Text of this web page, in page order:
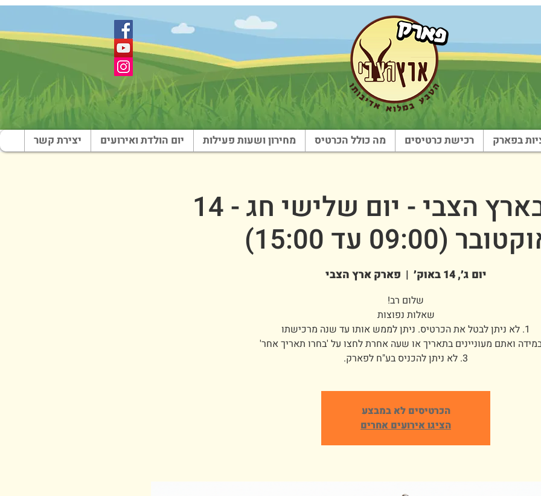
בפארק רכישת כרטיסים מה כולל הכרטיס מחירון ושעות פעילות יום הולדת ואירועים יצירת קשר
סוכות בארץ הצבי - יום שלישי חג - 14
(09:00 עד 15:00)
יום ג׳, 14 באוק׳
  |
פארק ארץ הצבי
3. לא ניתן להכניס בע"ח לפארק.
הכרטיסים לא במבצע
הציגו אירועים אחרים